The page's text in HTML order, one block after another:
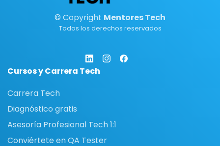
© Copyright Mentores Tech
Todos los derechos reservados
Cursos y Carrera Tech
Carrera Tech
Diagnóstico gratis
Asesoría Profesional Tech 1:1
Conviértete en QA Tester